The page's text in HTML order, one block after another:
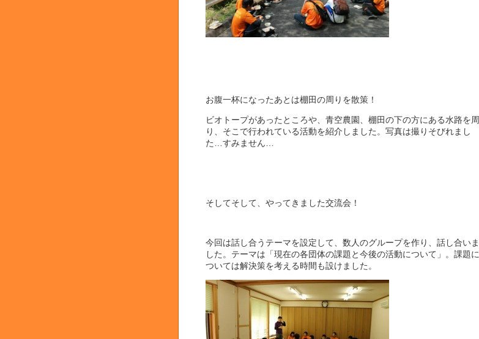
お腹一杯になったあとは棚田の周りを散策！
ビオトープがあったところや、青空農園、棚田の下の方にある水路を周
り、そこで行われている活動を紹介しました。写真は撮りそびれまし
た…すみません…
そしてそして、やってきました交流会！
今回は話し合うテーマを設定して、数人のグループを作り、話し合いま
した。テーマは「現在の各団体の課題と今後の活動について」。課題に
ついては解決策を考える時間も設けました。